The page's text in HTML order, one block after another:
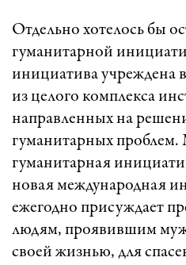
Отдельно хотелось бы
гуманитарной
инициатива учреждена
из целого комплекса
направленных на
гуманитарных
гуманитарная
новая международная
ежегодно присуждает
людям, проявившим
своей жизнью, для